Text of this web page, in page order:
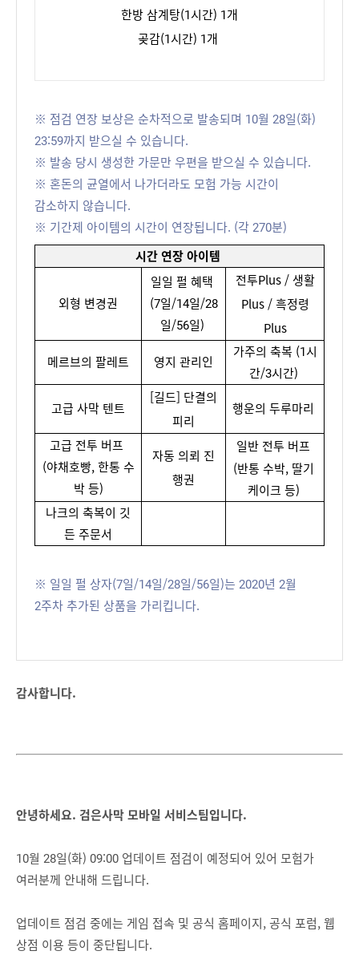
한방 삼계탕(1시간) 1개
곶감(1시간) 1개
※ 점검 연장 보상은 순차적으로 발송되며 10월 28일(화)
23:59까지 받으실 수 있습니다.
※ 발송 당시 생성한 가문만 우편을 받으실 수 있습니다.
※ 혼돈의 균열에서 나가더라도 모험 가능 시간이
감소하지 않습니다.
※ 기간제 아이템의 시간이 연장됩니다. (각 270분)
시간 연장 아이템
외형 변경권
일일 펄 혜택
(7일/14일/28
일/56일)
전투Plus/ 생활
Plus/흑정령
Plus
메르브의 팔레트
영지 관리인
가주의 축복 (1시
간/3시간)
고급 사막 텐트
[길드] 단결의
피리
행운의 두루마리
고급 전투 버프
(야채호빵, 한통 수
박 등)
자동 의뢰 진
행권
일반 전투 버프
(반통 수박, 딸기
케이크 등)
나크의 축복이 깃
든 주문서
※ 일일 펄 상자(7일/14일/28일/56일)는 2020년 2월
2주차 추가된 상품을 가리킵니다.
감사합니다.
안녕하세요. 검은사막 모바일 서비스팀입니다.
10월 28일(화) 09:00 업데이트 점검이 예정되어 있어 모험가
여러분께 안내해 드립니다.
업데이트 점검 중에는 게임 접속 및 공식 홈페이지, 공식 포럼, 웹
상점 이용 등이 중단됩니다.